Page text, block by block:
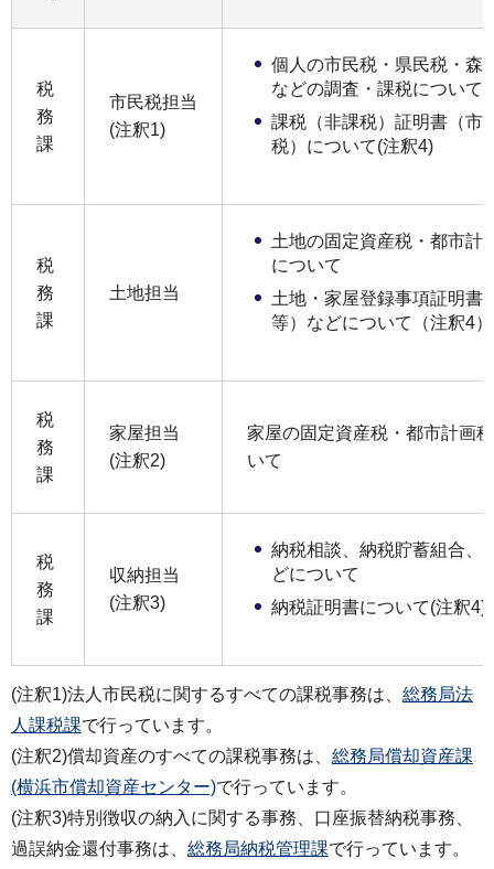
税
務
課
市民税担当
(注釈1)
個人の市民税・県民税・森
などの調査・課税について
課税（非課税）証明書（市
税）について(注釈4)
税
務
課
土地担当
土地の固定資産税・都市計
について
土地・家屋登録事項証明書
等）などについて（注釈4）
税
務
課
家屋担当
(注釈2)
家屋の固定資産税・都市計画
いて
税
務
課
収納担当
(注釈3)
納税相談、納税貯蓄組合、
どについて
納税証明書について(注釈4)
(注釈1)法人市民税に関するすべての課税事務は、 総務局法
人課税課で行っています。
(注釈2)償却資産のすべての課税事務は、 総務局償却資産課
(横浜市償却資産センター)で行っています。
(注釈3)特別徴収の納入に関する事務、口座振替納税事務、
過誤納金還付事務は、 総務局納税管理課で行っています。